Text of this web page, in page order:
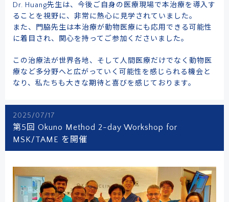
Dr. Huang先生は、今後ご自身の医療現場で本治療を導入す
ることを視野に、非常に熱心に見学されていました。
また、門脇先生は本治療が動物医療にも応用できる可能性
に着目され、関心を持ってご参加くださいました。
この治療法が世界各地、そして人間医療だけでなく動物医
療など多分野へと広がっていく可能性を感じられる機会と
なり、私たちも大きな期待と喜びを感じております。
2025/07/17
第5回 Okuno Method 2-day Workshop for
MSK/TAME を開催